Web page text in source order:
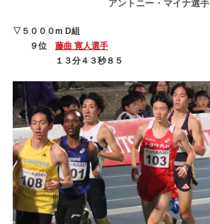
アントニー・マイナ選手
▽５０００m D組
９位 藤曲 寛人選手
１３分４３秒８５